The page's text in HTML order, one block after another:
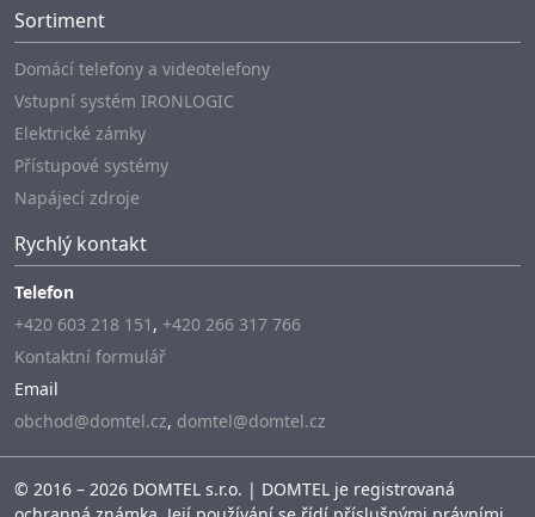
Sortiment
Domácí telefony a videotelefony
Vstupní systém IRONLOGIC
Elektrické zámky
Přístupové systémy
Napájecí zdroje
Rychlý kontakt
Telefon
+420 603 218 151 , +420 266 317 766
Kontaktní formulář
Email
obchod@domtel.cz, domtel@domtel.cz
© 2016 – 2026 DOMTEL s.r.o. | DOMTEL je registrovaná